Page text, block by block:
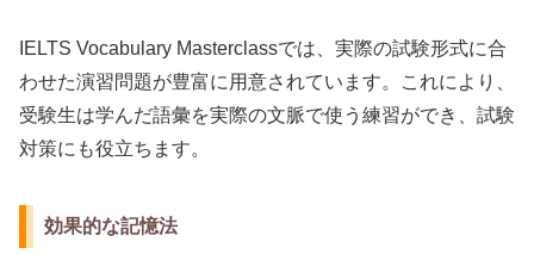
IELTS Vocabulary Masterclassでは、実際の試験形式に合
わせた演習問題が豊富に用意されています。これにより、
受験生は学んだ語彙を実際の文脈で使う練習ができ、試験
対策にも役立ちます。
効果的な記憶法